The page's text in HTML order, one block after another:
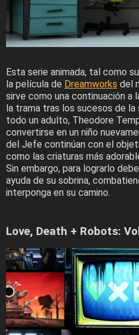
Esta serie animada, tal como
la película de Dreamworks del
sirve como una continuación a
la trama tras los sucesos de la
todo un adulto, Theodore
convertirse en un niño
del Jefe continúan con el
como las criaturas más
Sin embargo, para lograrlo
ayuda de su sobrina,
interponga en su camino.
Love, Death + Robots: